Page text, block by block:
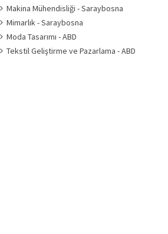
Makina Mühendisliği - Saraybosna
Mimarlık - Saraybosna
Moda Tasarımı - ABD
Tekstil Geliştirme ve Pazarlama - ABD